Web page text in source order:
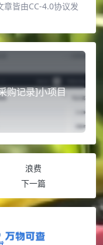
章皆由CC-4.0协议发
购记录]小项目
浪费
下一篇